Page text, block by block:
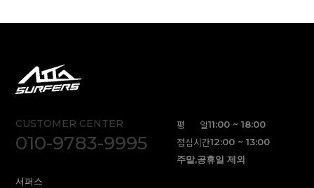
CUSTOMER CENTER
010-9783-9995
평 일11:00 ~ 18:00
점심시간12:00 ~ 13:00
주말,공휴일 제외
서퍼스